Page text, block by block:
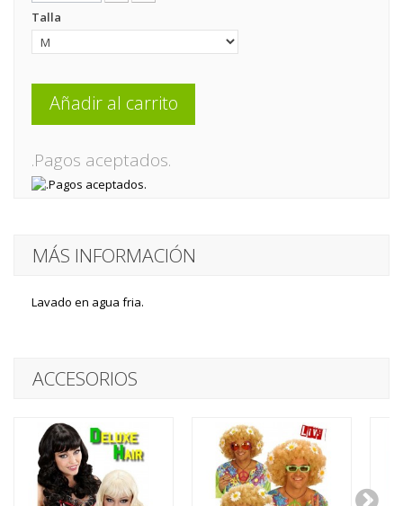
Talla
Añadir al carrito
.Pagos aceptados.
MÁS INFORMACIÓN
Lavado en agua fria.
ACCESORIOS